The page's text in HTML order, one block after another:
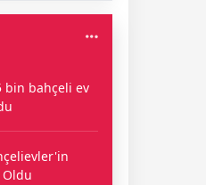
bin bahçeli ev
Oldu